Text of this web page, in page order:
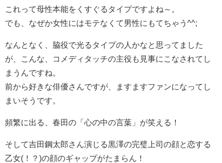
これって母性本能をくすぐるタイプですよね～。
でも、なぜか女性にはモテなくて男性にもてちゃう^^;
なんとなく、脇役で光るタイプの人かなと思ってました
が、こんな、コメディタッチの主役も見事にこなされてし
まうんですね。
前から好きな俳優さんですが、ますますファンになってし
まいそうです。
頻繁に出る、春田の「心の中の言葉」が笑える！
そして吉田鋼太郎さん演じる黒澤の完璧上司の顔と恋する
乙女(！？)の顔のギャップがたまらん！